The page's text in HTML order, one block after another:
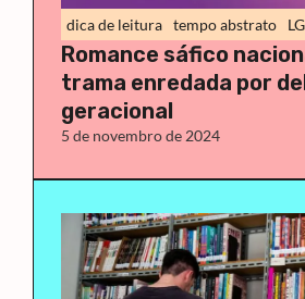
dica de leitura tempo abstrato
Romance sáfico
trama enredada por
geracional
5 de novembro de 2024